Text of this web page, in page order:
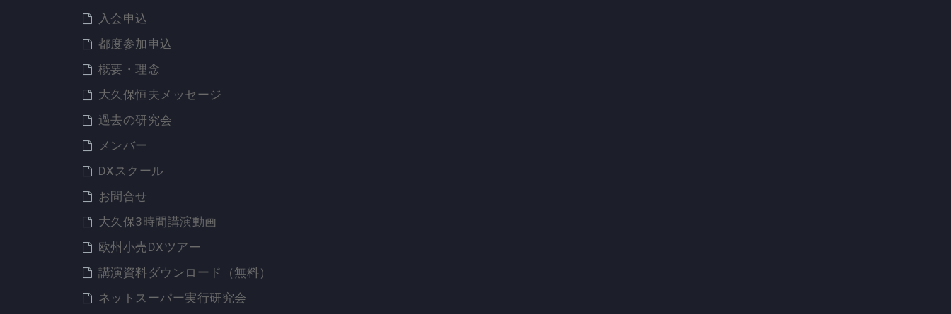
入会申込
都度参加申込
概要・理念
大久保恒夫メッセージ
過去の研究会
メンバー
DXスクール
お問合せ
大久保3時間講演動画
欧州小売DXツアー
講演資料ダウンロード（無料）
ネットスーパー実行研究会